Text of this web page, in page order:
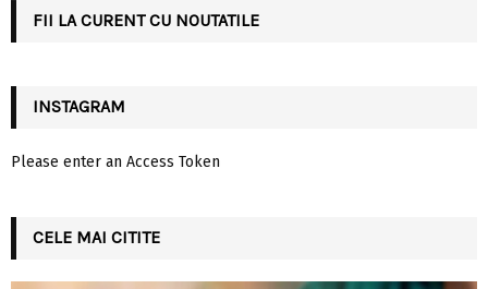
FII LA CURENT CU NOUTATILE
INSTAGRAM
Please enter an Access Token
CELE MAI CITITE